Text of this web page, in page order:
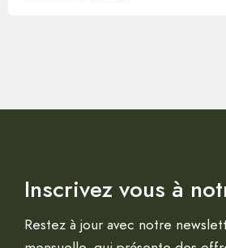
Inscrivez vous à
Restez à jour avec notre